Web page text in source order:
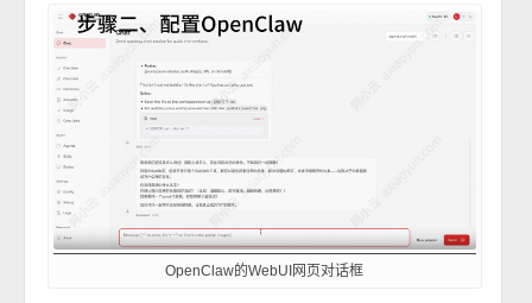
OpenClaw的WebUI网页对话框